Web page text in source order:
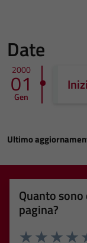
Date
2000
01
Gen
Ultimo
Quanto
pagina?